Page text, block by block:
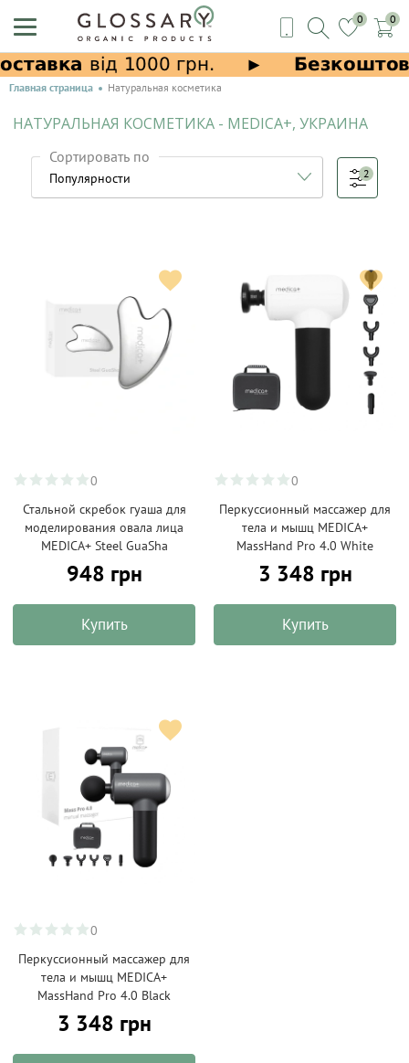
0 0
Главная страница Натуральная косметика
НАТУРАЛЬНАЯ КОСМЕТИКА - MEDICA+, УКРАИНА
Сортировать по
2
0
Стальной скребок гуаша для
моделирования овала лица
MEDICA+ Steel GuaSha
948 грн
Купить
0
Перкуссионный массажер для
тела и мышц MEDICA+
MassHand Pro 4.0 White
3 348 грн
Купить
0
Перкуссионный массажер для
тела и мышц MEDICA+
MassHand Pro 4.0 Black
3 348 грн